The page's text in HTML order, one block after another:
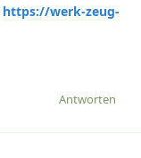
https://werk-zeug-
Antworten